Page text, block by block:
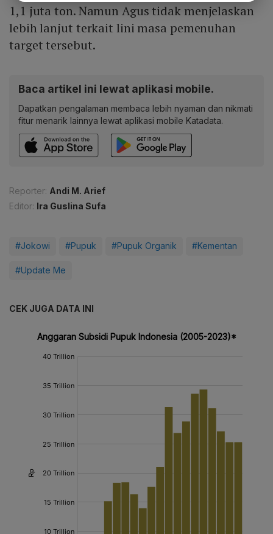
1,1 juta ton. Namun Agus tidak menjelaskan
lebih lanjut terkait lini masa pemenuhan
target tersebut.
Baca artikel ini lewat aplikasi mobile.
Dapatkan pengalaman membaca lebih nyaman dan nikmati
fitur menarik lainnya lewat aplikasi mobile Katadata.
Reporter: Andi M. Arief
Editor: Ira Guslina Sufa
#Jokowi #Pupuk #Pupuk Organik #Kementan
#Update Me
CEK JUGA DATA INI